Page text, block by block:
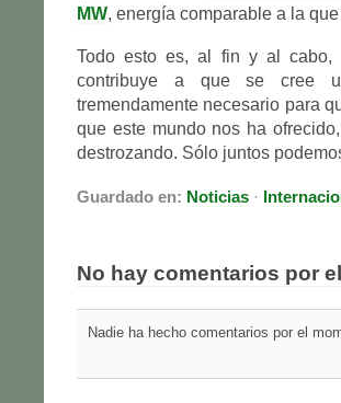
MW, energía comparable a la
Todo esto es, al fin y al cabo,
contribuye a que se cree
tremendamente necesario para
que este mundo nos ha
destrozando. Sólo juntos
Guardado en: Noticias ·
No hay comentarios por
Nadie ha hecho comentarios por el